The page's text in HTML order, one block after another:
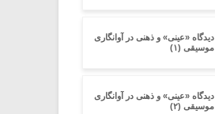
دیدگاه «عینی» و ذهنی در آوانگاری
موسیقی (۱)
دیدگاه «عینی» و ذهنی در آوانگاری
موسیقی (۲)